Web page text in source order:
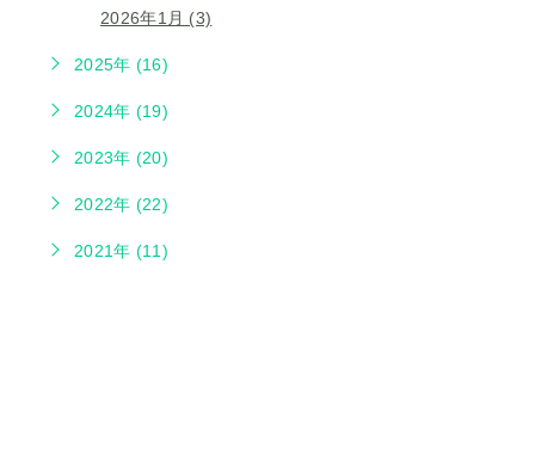
2026年1月 (3)
2025年 (16)
2024年 (19)
2023年 (20)
2022年 (22)
2021年 (11)